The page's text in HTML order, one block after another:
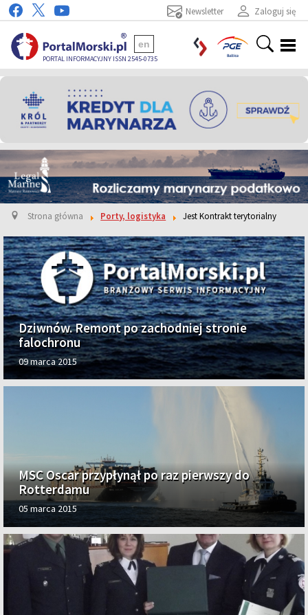
Zaloguj się
Newsletter
PORTAL INFORMACYJNY ISSN 2545-0735
en
Strona główna Porty, logistyka Jest Kontrakt terytorialny
Dziwnów. Remont po zachodniej stronie
falochronu
09 marca 2015
MSC Oscar przypłynął po raz pierwszy do
Rotterdamu
05 marca 2015